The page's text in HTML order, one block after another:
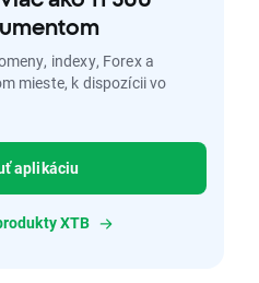
indexy, Forex a
mieste, k dispozícii vo
aplikáciu
XTB